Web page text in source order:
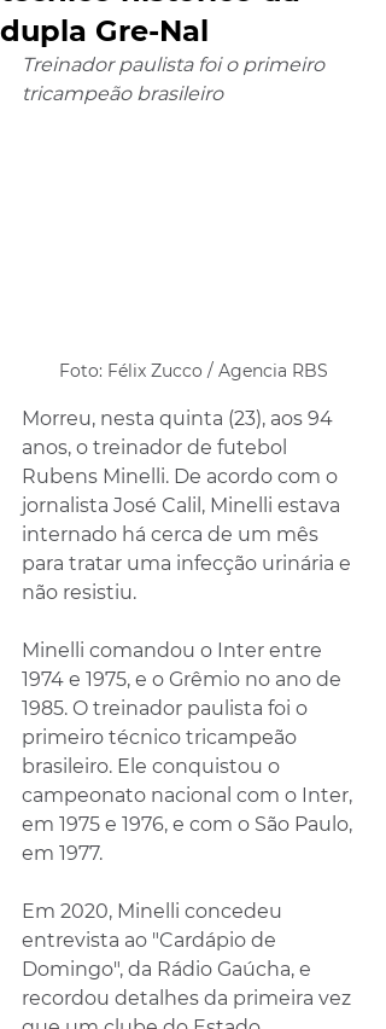
dupla Gre-Nal
Treinador paulista foi o primeiro
tricampeão brasileiro
Foto: Félix Zucco / Agencia RBS
Morreu, nesta quinta (23), aos 94
anos, o treinador de futebol
Rubens Minelli. De acordo com o
jornalista José Calil, Minelli estava
internado há cerca de um mês
para tratar uma infecção urinária e
não resistiu.
Minelli comandou o Inter entre
1974 e 1975, e o Grêmio no ano de
1985. O treinador paulista foi o
primeiro técnico tricampeão
brasileiro. Ele conquistou o
campeonato nacional com o Inter,
em 1975 e 1976, e com o São Paulo,
em 1977.
Em 2020, Minelli concedeu
entrevista ao "Cardápio de
Domingo", da Rádio Gaúcha, e
recordou detalhes da primeira vez